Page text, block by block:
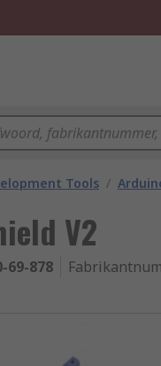
Tools /
V2
69-878